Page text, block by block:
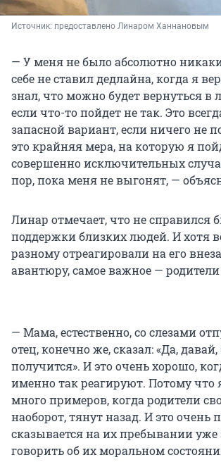
Источник: предоставлено Линаром Ханнановым
— У меня не было абсолютно
себе не ставил дедлайна, когда я
знал, что можно будет вернуться в
если что-то пойдет не так. Это
запасной вариант, если ничего не
это крайняя мера, на которую я
совершенно исключительных
пор, пока меня не выгонят, —
Линар отмечает, что не справился
поддержки близких людей. И хотя
разному отреагировали на его
авантюру, самое важное —
— Мама, естественно, со слезами
отец, конечно же, сказал: «Да, давай,
получится». И это очень хорошо,
именно так реагируют. Потому что
много примеров, когда родители
наоборот, тянут назад. И это очень
сказывается на их пребывании уже
говорить об их моральном